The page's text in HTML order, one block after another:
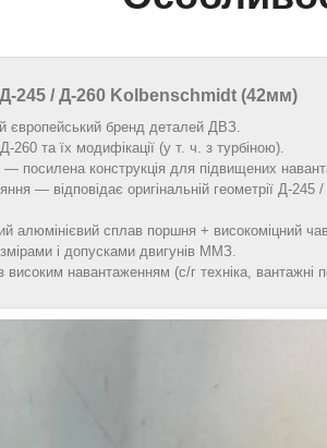
/ Д‑260 Kolbenschmidt (42мм)
європейський бренд деталей ДВЗ.
та їх модифікації (у т. ч. з турбіною).
посилена конструкція для підвищених
— відповідає оригінальній геометрії
алюмінієвий сплав поршня + високоміцний
і допусками двигунів ММЗ.
навантаженням (с/г техніка, вантажні